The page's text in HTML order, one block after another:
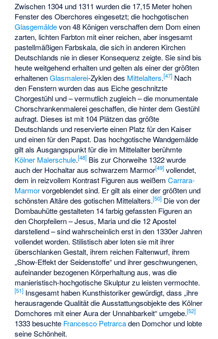
Zwischen 1304 und 1311 wurden die 17,15 Meter hohen
Fenster des Oberchores eingesetzt; die hochgotischen
Glasgemäldevon 48 Königen verschaffen dem Dom einen
zarten, lichten Farbton mit einer reichen, aber insgesamt
pastellmäßigen Farbskala, die sich in anderen Kirchen
Deutschlands nie in dieser Konsequenz zeigte. Sie sind bis
heute weitgehend erhalten und gelten als einer der größten
erhaltenenGlasmalerei-Zyklen des Mittelalters.[47] Nach
den Fenstern wurden das aus Eiche geschnitzte
Chorgestühl und – vermutlich zugleich – die monumentale
Chorschrankenmalerei geschaffen, die hinter dem Gestühl
aufragt. Dieses ist mit 104 Plätzen das größte
Deutschlands und reservierte einen Platz für den Kaiser
und einen für den Papst. Das hochgotische Wandgemälde
gilt als Ausgangspunkt für die im Mittelalter berühmte
Kölner Malerschule.[48] Bis zur Chorweihe 1322 wurde
auch der Hochaltar aus schwarzem Marmor[49] vollendet,
dem in reizvollem Kontrast Figuren aus weißemCarrara-
Marmorvorgeblendet sind. Er gilt als einer der größten und
schönsten Altäre des gotischen Mittelalters.[50] Die von der
Dombauhütte gestalteten 14 farbig gefassten Figuren an
den Chorpfeilern – Jesus, Maria und die 12 Apostel
darstellend – sind wahrscheinlich erst in den 1330er Jahren
vollendet worden. Stilistisch aber loten sie mit ihrer
überschlanken Gestalt, ihrem reichen Faltenwurf, ihrem
„Show-Effekt der Seidenstoffe“ und ihrer geschwungenen,
aufeinander bezogenen Körperhaltung aus, was die
manieristisch-hochgotische Skulptur zu leisten vermochte.
[51] Insgesamt haben Kunsthistoriker gewürdigt, dass „ihre
herausragende Qualität die Ausstattungsobjekte des Kölner
Domchores mit einer Aura der Unnahbarkeit“ umgebe.[52]
1333 besuchte Francesco Petrarcaden Domchor und lobte
seine Schönheit.